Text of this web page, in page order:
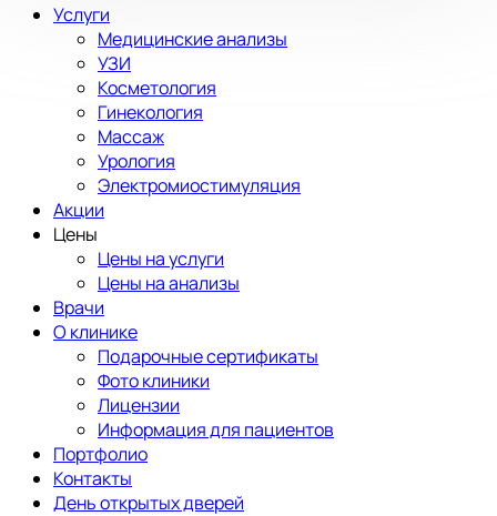
Услуги
Медицинские анализы
УЗИ
Косметология
Гинекология
Массаж
Урология
Электромиостимуляция
Акции
Цены
Цены на услуги
Цены на анализы
Врачи
О клинике
Подарочные сертификаты
Фото клиники
Лицензии
Информация для пациентов
Портфолио
Контакты
День открытых дверей